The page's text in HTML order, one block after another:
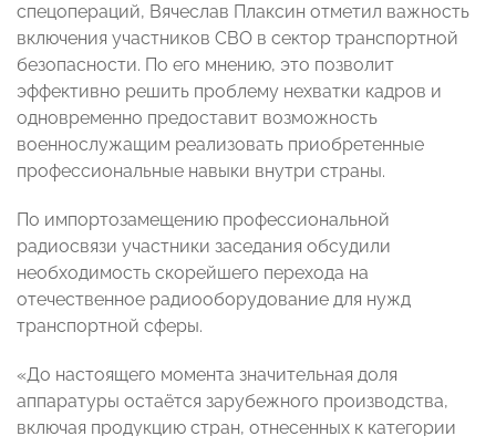
спецопераций, Вячеслав Плаксин отметил важность
включения участников СВО в сектор транспортной
безопасности. По его мнению, это позволит
эффективно решить проблему нехватки кадров и
одновременно предоставит возможность
военнослужащим реализовать приобретенные
профессиональные навыки внутри страны.
По импортозамещению профессиональной
радиосвязи участники заседания обсудили
необходимость скорейшего перехода на
отечественное радиооборудование для нужд
транспортной сферы.
«До настоящего момента значительная доля
аппаратуры остаётся зарубежного производства,
включая продукцию стран, отнесенных к категории